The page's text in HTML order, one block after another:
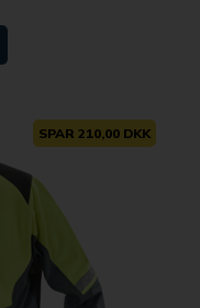
SPAR 210,00 DKK